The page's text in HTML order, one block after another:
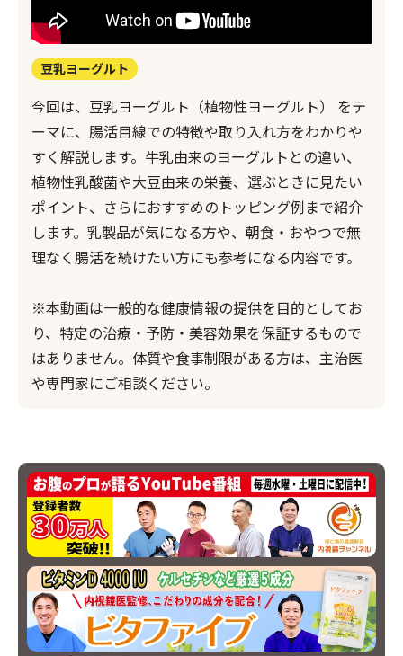
豆乳ヨーグルト
今回は、豆乳ヨーグルト（植物性ヨーグルト） をテ
ーマに、腸活目線での特徴や取り入れ方をわかりや
すく解説します。牛乳由来のヨーグルトとの違い、
植物性乳酸菌や大豆由来の栄養、選ぶときに見たい
ポイント、さらにおすすめのトッピング例まで紹介
します。乳製品が気になる方や、朝食・おやつで無
理なく腸活を続けたい方にも参考になる内容です。
※本動画は一般的な健康情報の提供を目的としてお
り、特定の治療・予防・美容効果を保証するもので
はありません。体質や食事制限がある方は、主治医
や専門家にご相談ください。